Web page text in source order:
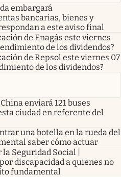
embargará
bancarias, bienes y
a este aviso final
de Enagás este viernes
de los dividendos?
de Repsol este viernes 07
de los dividendos?
enviará 121 buses
ciudad en referente del
una botella en la rueda del
saber cómo actuar
Seguridad Social |
discapacidad a quienes no
fundamental